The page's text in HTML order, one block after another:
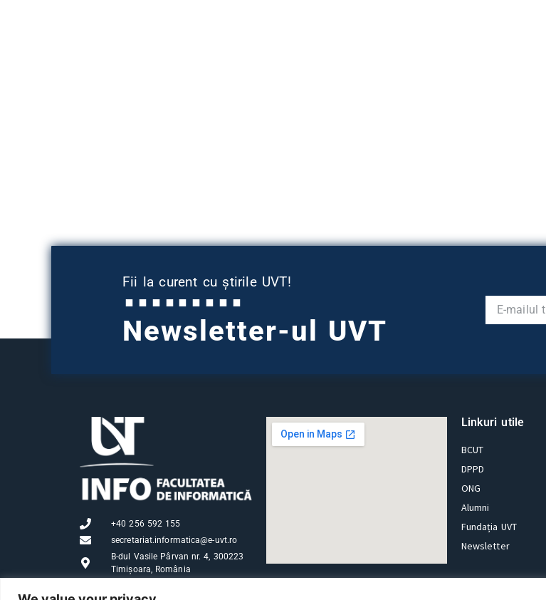
Fii la curent cu știrile UVT!
Newsletter-ul UVT
+40 256 592 155
secretariat.informatica@e-uvt.ro
B-dul Vasile Pârvan nr. 4, 300223
Timișoara, România
Linkuri utile
BCUT
DPPD
ONG
Alumni
Fundația UVT
Newsletter